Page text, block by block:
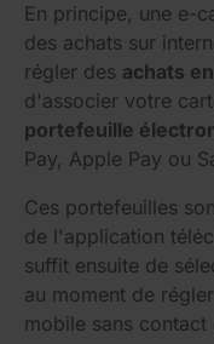
En principe, une e-
des achats sur
régler des achats
d'associer votre
portefeuille
Pay, Apple Pay ou
Ces portefeuilles
de l'application
suffit ensuite de
au moment de
mobile sans